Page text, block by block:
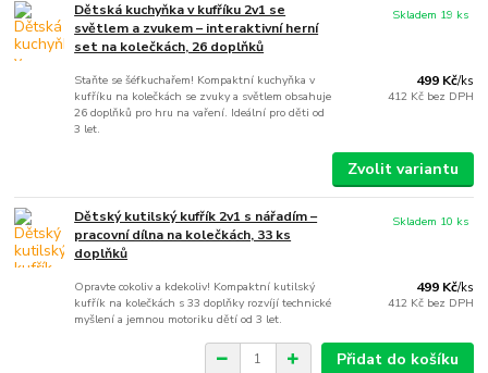
Dětská kuchyňka v kufříku 2v1 se
světlem a zvukem – interaktivní herní
set na kolečkách, 26 doplňků
Staňte se šéfkuchařem! Kompaktní kuchyňka v
kufříku na kolečkách se zvuky a světlem obsahuje
26 doplňků pro hru na vaření. Ideální pro děti od
3 let.
499 Kč/ks
412 Kč bez DPH
Skladem 19 ks
Zvolit variantu
Dětský kutilský kufřík 2v1 s nářadím –
pracovní dílna na kolečkách, 33 ks
doplňků
Opravte cokoliv a kdekoliv! Kompaktní kutilský
kufřík na kolečkách s 33 doplňky rozvíjí technické
myšlení a jemnou motoriku dětí od 3 let.
499 Kč/ks
412 Kč bez DPH
Skladem 10 ks
Přidat do košíku